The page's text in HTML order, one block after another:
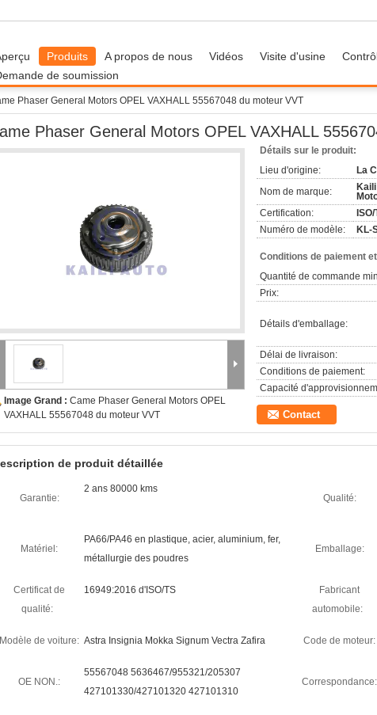
Produits A propos de nous Vidéos Visite d'usine
de soumission
Phaser General Motors OPEL VAXHALL 55567048 du moteur VVT
Phaser General Motors OPEL VAXHALL
Image Grand : Came Phaser General Motors OPEL
VAXHALL 55567048 du moteur VVT
Détails sur le produit:
Lieu d'origine:
La
Nom de marque:
Certification:
Numéro de modèle:
KL-
Conditions de paiement
Quantité de commande
Prix:
Détails d'emballage:
Délai de livraison:
Conditions de paiement:
Capacité
Contact
de produit détaillée
Garantie:
2 ans 80000 kms
Qualité:
Matériel:
PA66/PA46 en plastique, acier, aluminium, fer,
métallurgie des poudres
Emballage:
Certificat de
qualité:
16949:2016 d'ISO/TS
Fabricant
automobile:
Modèle de voiture: Astra Insignia Mokka Signum Vectra Zafira Code de moteur:
OE NON.:
55567048 5636467/955321/205307
427101330/427101320 427101310
Correspondance: